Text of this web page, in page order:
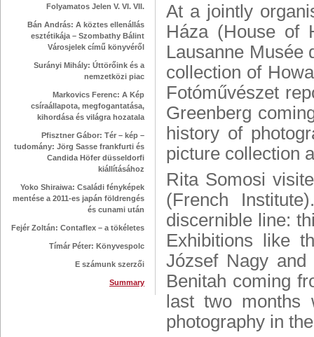
Folyamatos Jelen V. VI. VII.
Bán András: A köztes ellenállás
esztétikája – Szombathy Bálint
Városjelek című könyvéről
Surányi Mihály: Úttörőink és a
nemzetközi piac
Markovics Ferenc: A Kép
csíraállapota, megfogantatása,
kihordása és világra hozatala
Pfisztner Gábor: Tér – kép –
tudomány: Jörg Sasse frankfurti és
Candida Höfer düsseldorfi
kiállításához
Yoko Shiraiwa: Családi fényképek
mentése a 2011-es japán földrengés
és cunami után
Fejér Zoltán: Contaflex – a tökéletes
Tímár Péter: Könyvespolc
E számunk szerzői
Summary
At a jointly
Háza (House of
Lausanne Musée
collection of
Fotóművészet
Greenberg
history of
picture collection
Rita Somosi
(French
discernible line:
Exhibitions like
József Nagy
Benitah coming
last two months
photography in